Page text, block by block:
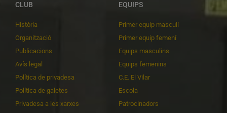
CLUB
Història
Organització
Publicacions
Avís legal
Política de privadesa
Política de galetes
Privadesa a les xarxes
EQUIPS
Primer equip masculí
Primer equip femení
Equips masculins
Equips femenins
C.E. El Vilar
Escola
Patrocinadors